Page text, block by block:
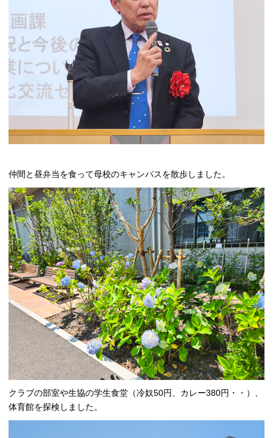
仲間と昼弁当を食って母校のキャンパスを散歩しました。
クラブの部室や生協の学生食堂（冷奴50円、カレー380円・・）、
体育館を探検しました。